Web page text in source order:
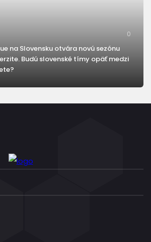
0
na Slovensku otvára novú sezónu
Budú slovenské tímy opäť medzi